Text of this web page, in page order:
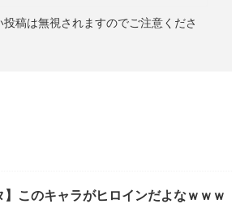
稿は無視されますのでご注意くださ
】このキャラがヒロインだよなｗｗｗ